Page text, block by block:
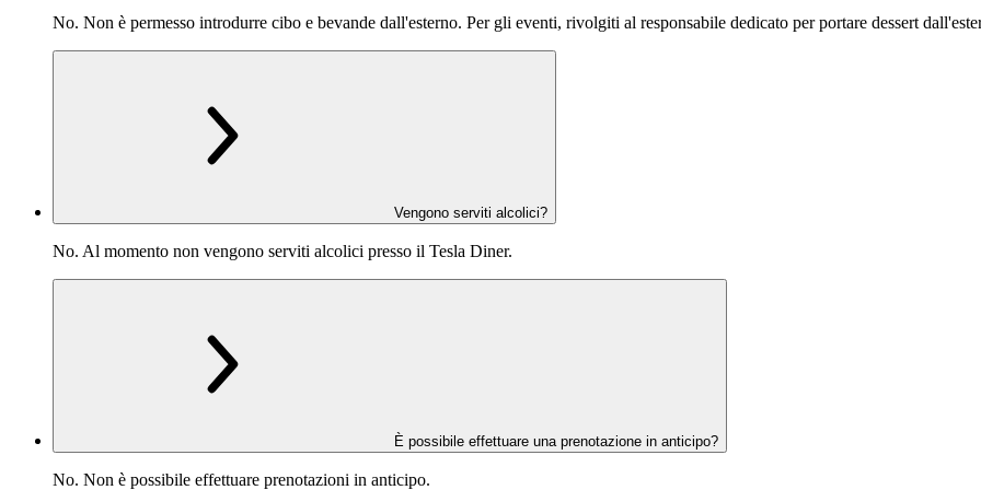
No. Non è permesso introdurre cibo e bevande dall'esterno. Per gli eventi, rivolgiti al responsabile dedicato per portare dessert
Vengono serviti alcolici?
No. Al momento non vengono serviti alcolici presso il Tesla Diner.
È possibile effettuare una prenotazione in anticipo?
No. Non è possibile effettuare prenotazioni in anticipo.